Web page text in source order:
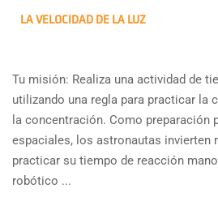
LA VELOCIDAD DE LA LUZ
Tu misión: Realiza una actividad de
utilizando una regla para practicar la
la concentración. Como preparación
espaciales, los astronautas invierten
practicar su tiempo de reacción
robótico ...